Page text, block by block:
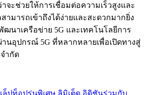
าจะช่วยให้การเชื่อมต่อความเร็วสูงและ
ามารถเข้าถึงได้ง่ายและสะดวกมากยิ่ง
นาเครือข่าย 5G และเทคโนโลยีการ
นอุปกรณ์ 5G ที่หลากหลายเพื่อเปิดทางสู่
ำกัด